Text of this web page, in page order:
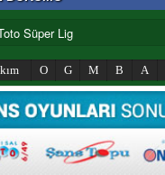
O G M B A